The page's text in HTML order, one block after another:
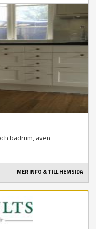
badrum, även
MER INFO & TILL HEMSIDA